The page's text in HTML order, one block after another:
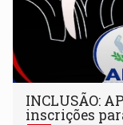
INCLUSÃO:
inscrições